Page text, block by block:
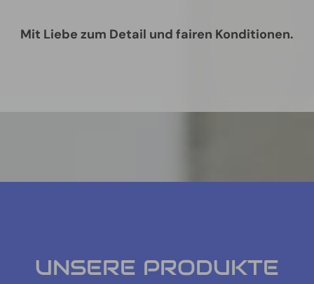
Mit Liebe zum Detail und fairen Konditionen.
UNSERE PRODUKTE